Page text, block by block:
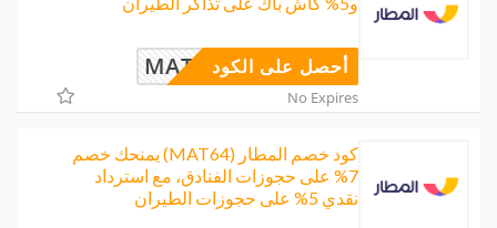
MAT64أحصل على الكود
No Expires
كود خصم المطار (MAT64) يمنحك خصم
7% على حجوزات الفنادق، مع استرداد
نقدي 5% على حجوزات الطيران